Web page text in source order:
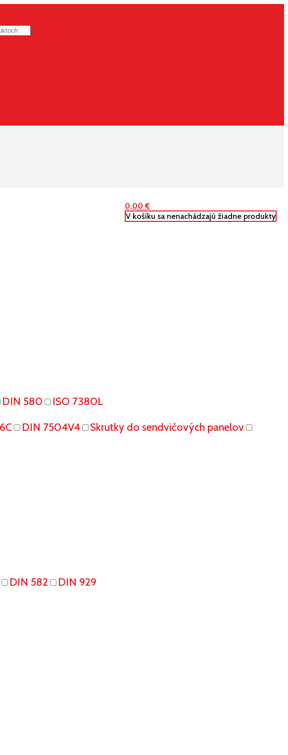
0,00€
V košíku sa nenachádzajú žiadne produkty
DIN 580
ISO 7380L
DIN 7504V4
Skrutky do sendvičových panelov
DIN 582
DIN 929